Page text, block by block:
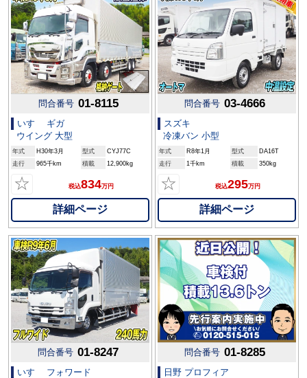
問合番号 01-8115
いすゞ ギガ
ウイング 大型
年式 H30年3月 型式
CYJ77C
走行
965千km 積載 12,900kg
☆ 税込834万円
詳細ページ
問合番号 03-4666
スズキ
冷凍バン 小型
年式 R8年1月 型式
DA16T
走行
1千km 積載 350kg
☆ 税込295万円
詳細ページ
問合番号 01-8247
いすゞ フォワード
問合番号 01-8285
日野 プロフィア